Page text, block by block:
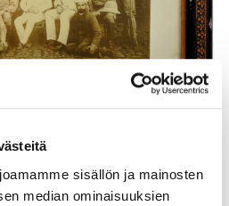
sisällön ja mainosten
median ominaisuuksien
Nikolai teki virallisen matkan
aikana. Yli 50 000 kilometrin taival